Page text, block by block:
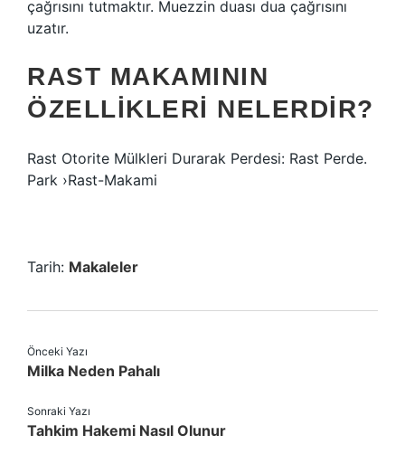
çağrısını tutmaktır. Muezzin duası dua çağrısını
uzatır.
RAST MAKAMININ
ÖZELLIKLERI NELERDIR?
Rast Otorite Mülkleri Durarak Perdesi: Rast Perde.
Park ›Rast-Makami
Tarih: Makaleler
Önceki Yazı
Milka Neden Pahalı
Sonraki Yazı
Tahkim Hakemi Nasıl Olunur